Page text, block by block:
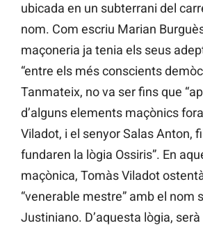
ubicada en un subterrani del
nom. Com escriu Marian
maçoneria ja tenia els seus
“entre els més conscients
Tanmateix, no va ser fins que
d’alguns elements maçònics
Viladot, i el senyor Salas Anton,
fundaren la lògia Ossiris”. En
maçònica, Tomàs Viladot
“venerable mestre” amb el nom
Justiniano. D’aquesta lògia,